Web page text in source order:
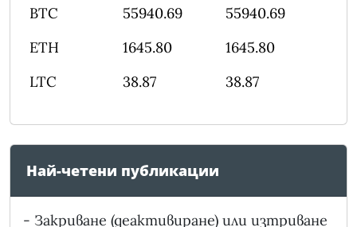
BTC
55940.69
55940.69
ETH
1645.80
1645.80
LTC
38.87 38.87
Най-четени публикации
- Закриване (деактивиране) или изтриване